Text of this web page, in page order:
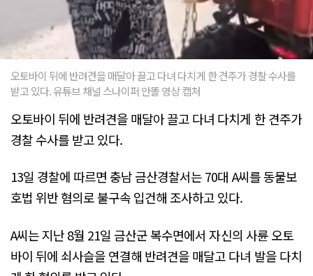
오토바이 뒤에 반려견을 매달아 끌고 다녀 다치게 한 견주가 경찰 수사를
받고 있다. 유튜브 채널 스나이퍼 안똘 영상 캡처
오토바이 뒤에 반려견을 매달아 끌고 다녀 다치게 한 견주가
경찰 수사를 받고 있다.
13일 경찰에 따르면 충남 금산경찰서는 70대 A씨를 동물보
호법 위반 혐의로 불구속 입건해 조사하고 있다.
A씨는 지난 8월 21일 금산군 복수면에서 자신의 사륜 오토
바이 뒤에 쇠사슬을 연결해 반려견을 매달고 다녀 발을 다치